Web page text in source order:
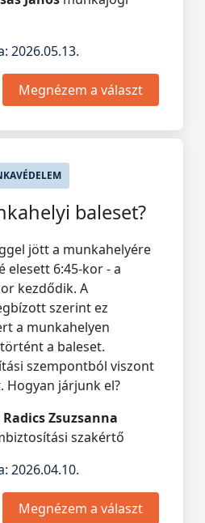
2026.05.13.
Megnézem a választ
baleset?
jött a munkahelyére
elesett 6:45-kor - a
kezdődik. A
szerint ez
a munkahelyen
a baleset.
szempontból viszont
Hogyan járjunk el?
Radics Zsuzsanna
szakértő
2026.04.10.
Megnézem a választ